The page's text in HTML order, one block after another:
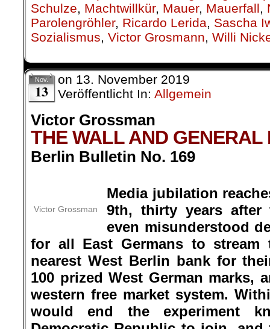
Schulze, Machtwillkür, Mauer, Mauerfall,
Parolengröhler, Ricardo Lerida, Sascha
Sozialismus, Victor Grosmann, Willi
Nov.
13
on 13. November 2019
Veröffentlicht In: Allgemein
Victor Grossman
THE WALL AND GENERAL
Berlin Bulletin No. 169
Victor Grossman
Media jubilation
9th, thirty years after
even misunderstood
for all East Germans to
nearest West Berlin bank for
100 prized West German marks,
western free market system.
would end the experiment